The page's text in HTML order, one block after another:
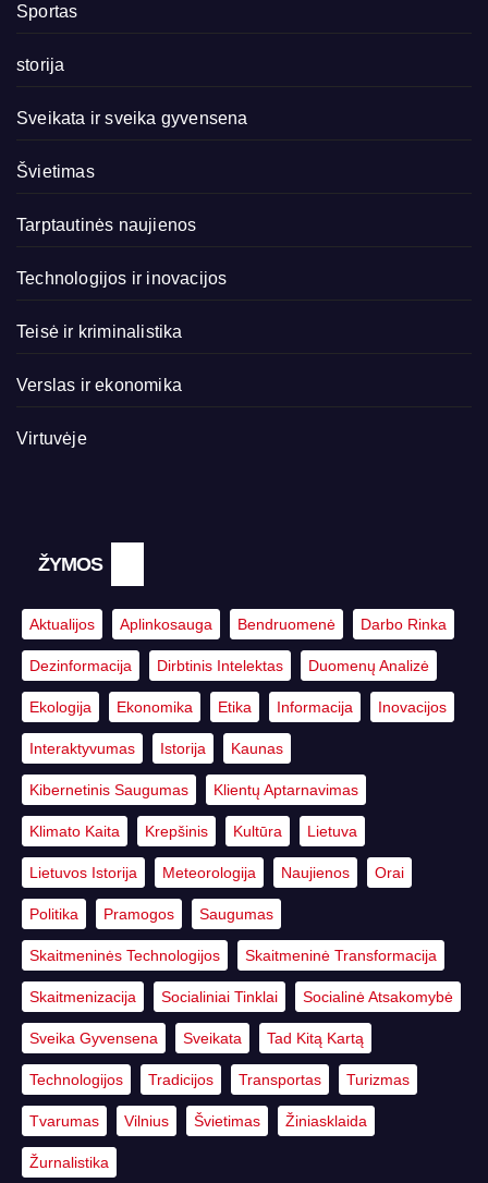
Sportas
storija
Sveikata ir sveika gyvensena
Švietimas
Tarptautinės naujienos
Technologijos ir inovacijos
Teisė ir kriminalistika
Verslas ir ekonomika
Virtuvėje
ŽYMOS
Aktualijos Aplinkosauga Bendruomenė Darbo Rinka
Dezinformacija Dirbtinis Intelektas Duomenų Analizė
Ekologija Ekonomika Etika Informacija Inovacijos
Interaktyvumas Istorija Kaunas
Kibernetinis Saugumas Klientų Aptarnavimas
Klimato Kaita Krepšinis Kultūra Lietuva
Lietuvos Istorija Meteorologija Naujienos Orai
Politika Pramogos Saugumas
Skaitmeninės Technologijos Skaitmeninė Transformacija
Skaitmenizacija Socialiniai Tinklai Socialinė Atsakomybė
Sveika Gyvensena Sveikata Tad Kitą Kartą
Technologijos Tradicijos Transportas Turizmas
Tvarumas Vilnius Švietimas Žiniasklaida
Žurnalistika